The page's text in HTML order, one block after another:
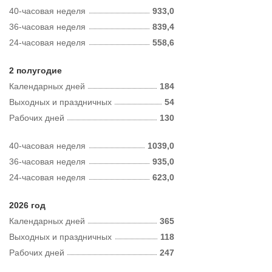
40-часовая неделя
933,0
36-часовая неделя
839,4
24-часовая неделя
558,6
2 полугодие
Календарных дней
184
Рабочих дней 130
Выходных и праздничных 54
40-часовая неделя
1039,0
36-часовая неделя
935,0
24-часовая неделя
623,0
2026 год
Календарных дней
365
Рабочих дней 247
Выходных и праздничных 118